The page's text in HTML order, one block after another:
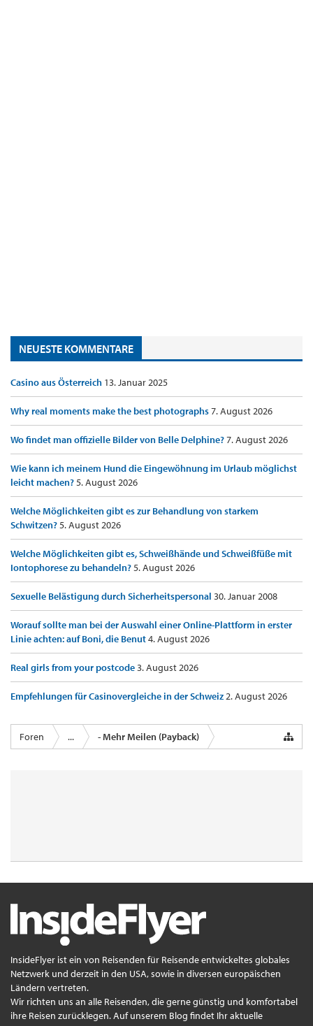
NEUESTE KOMMENTARE
Casino aus Österreich 13. Januar 2025
Why real moments make the best photographs7. August 2026
Wo findet man offizielle Bilder von Belle Delphine?7. August 2026
Wie kann ich meinem Hund die Eingewöhnung im Urlaub möglichst
leicht machen?5. August 2026
Welche Möglichkeiten gibt es zur Behandlung von starkem
Schwitzen?5. August 2026
Welche Möglichkeiten gibt es, Schweißhände und Schweißfüße mit
Iontophorese zu behandeln?5. August 2026
Sexuelle Belästigung durch Sicherheitspersonal 30. Januar 2008
Worauf sollte man bei der Auswahl einer Online-Plattform in erster
Linie achten: auf Boni, die Benut4. August 2026
Real girls from your postcode3. August 2026
Empfehlungen für Casinovergleiche in der Schweiz2. August 2026
Foren ... - Mehr Meilen (Payback)
InsideFlyer ist ein von Reisenden für Reisende entwickeltes globales
Netzwerk und derzeit in den USA, sowie in diversen europäischen
Ländern vertreten.
Wir richten uns an alle Reisenden, die gerne günstig und komfortabel
ihre Reisen zurücklegen. Auf unserem Blog findet Ihr aktuelle